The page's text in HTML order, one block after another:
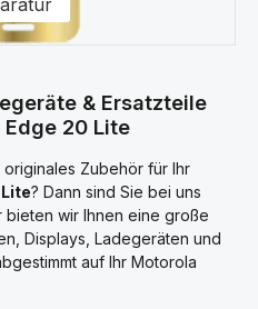
& Ersatzteile
20 Lite
Zubehör für Ihr
? Dann sind Sie bei uns
bieten wir Ihnen eine große
Displays, Ladegeräten und
auf Ihr Motorola